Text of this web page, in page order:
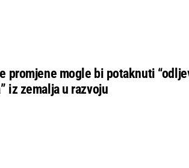
promjene mogle bi potaknuti
iz zemalja u razvoju